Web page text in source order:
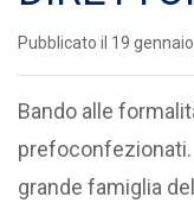
Pubblicato il 19
Bando alle
grande famiglia